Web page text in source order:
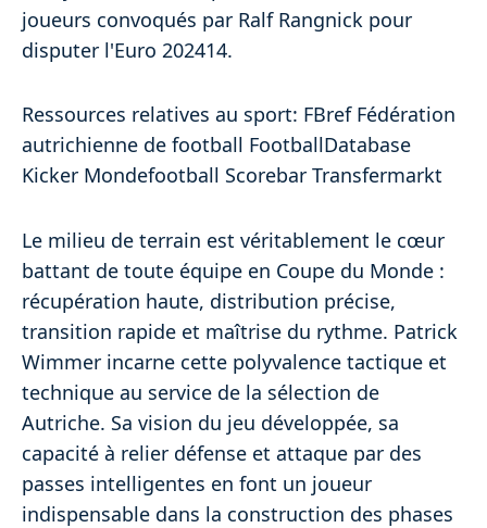
joueurs convoqués par Ralf Rangnick pour
disputer l'Euro 202414.
Ressources relatives au sport: FBref Fédération
autrichienne de football FootballDatabase
Kicker Mondefootball Scorebar Transfermarkt
Le milieu de terrain est véritablement le cœur
battant de toute équipe en Coupe du Monde :
récupération haute, distribution précise,
transition rapide et maîtrise du rythme. Patrick
Wimmer incarne cette polyvalence tactique et
technique au service de la sélection de
Autriche. Sa vision du jeu développée, sa
capacité à relier défense et attaque par des
passes intelligentes en font un joueur
indispensable dans la construction des phases